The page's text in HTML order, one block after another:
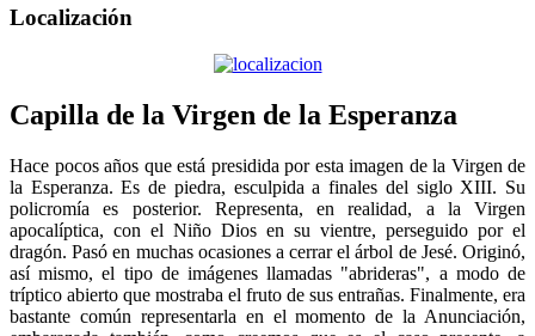
Localización
Capilla de la Virgen de la Esperanza
Hace pocos años que está presidida por esta imagen de la Virgen de
la Esperanza. Es de piedra, esculpida a finales del siglo XIII. Su
policromía es posterior. Representa, en realidad, a la Virgen
apocalíptica, con el Niño Dios en su vientre, perseguido por el
dragón. Pasó en muchas ocasiones a cerrar el árbol de Jesé. Originó,
así mismo, el tipo de imágenes llamadas "abrideras", a modo de
tríptico abierto que mostraba el fruto de sus entrañas. Finalmente, era
bastante común representarla en el momento de la Anunciación,